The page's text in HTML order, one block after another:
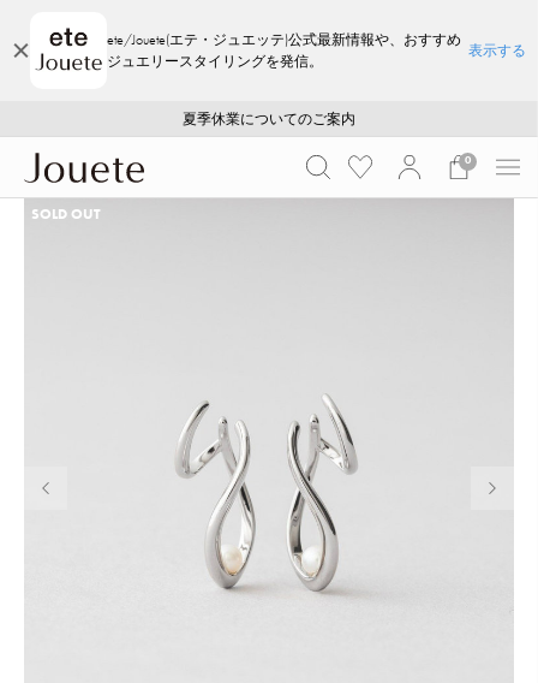
ete/Jouete(エテ・ジュエッテ)公式最新情報や、おすすめ
ジュエリースタイリングを発信。
表示する
採用のご案内
ご注文いただいたお品物のお届け状況について
夏季休業についてのご案内
WEB LIMITED ITEMS >>
採用のご案内
ご注文いただいたお品物のお届け状況について
0
SOLD OUT